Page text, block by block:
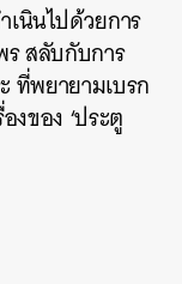
เนินไปด้วยการ
ร สลับกับการ
ที่พยายามเบรก
งของ ‘ประตู